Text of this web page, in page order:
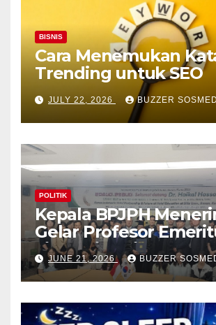
BISNIS
Cara Menemukan
Trending untuk SEO
JULY 22, 2026 BUZZER SOSMED
POLITIK
Kepala BPJPH
Gelar Profesor
Silla University, Busan
JUNE 21, 2026 BUZZER